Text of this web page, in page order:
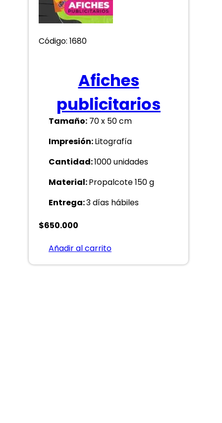
Código: 1680
Afiches
publicitarios
Tamaño: 70 x 50 cm
Impresión:Litografía
Cantidad:1000 unidades
Material:Propalcote 150 g
Entrega:3 días hábiles
$650.000
Añadir al carrito